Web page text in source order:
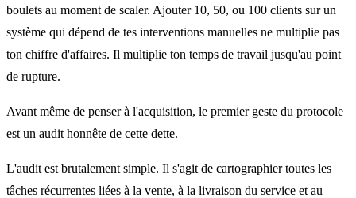
boulets au moment de scaler. Ajouter 10, 50, ou 100 clients sur un
système qui dépend de tes interventions manuelles ne multiplie pas
ton chiffre d'affaires. Il multiplie ton temps de travail jusqu'au point
de rupture.
Avant même de penser à l'acquisition, le premier geste du protocole
est un audit honnête de cette dette.
L'audit est brutalement simple. Il s'agit de cartographier toutes les
tâches récurrentes liées à la vente, à la livraison du service et au